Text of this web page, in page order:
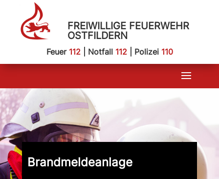
FREIWILLIGE FEUERWEHR
OSTFILDERN
Feuer 112| Notfall 112| Polizei 110
Brandmeldeanlage